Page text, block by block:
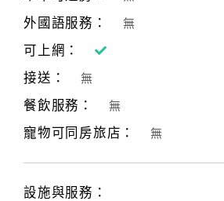
飯
合
作
廠
作
外國語服務： 無
可上網：
接送：
無
餐飲服務： 無
寵物可同房旅店： 無
設施與服務：